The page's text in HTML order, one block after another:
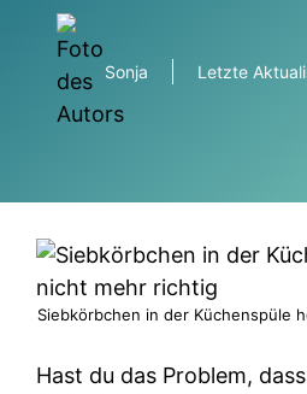
Sonja Letzte
Siebkörbchen in der Küchenspüle
Hast du das Problem,